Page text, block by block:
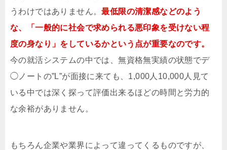
うわけではありません。最低限の清潔感などのよう
な、「一般的に社会で求められる悪印象を受けない程
度の身なり」をしているかという点が重要なのです。
今の就活システムの中では、無資格無実績の状態でデ
◯ノートの”L”が面接に来ても、1,000人10,000人見て
いる中では深く探って評価出来るほどの時間と労力的
な余裕がありません。
もちろん企業や業界によって違ってくるものですが、